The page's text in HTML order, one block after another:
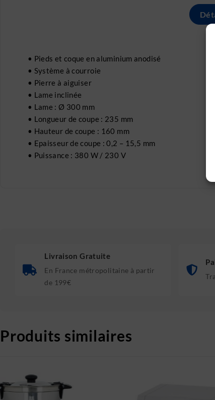
• Pieds et coque en aluminium anodisé
• Système à courroie
• Pierre à aiguiser
• Lame inclinée
• Lame : Ø 300 mm
• Longueur de coupe : 235 mm
• Hauteur de coupe : 160 mm
• Epaisseur de coupe : 0,2 – 15,5 mm
• Puissance : 380 W / 230 V
Livraison Gratuite
En France métropolitaine à partir
de 199€
Produits similaires